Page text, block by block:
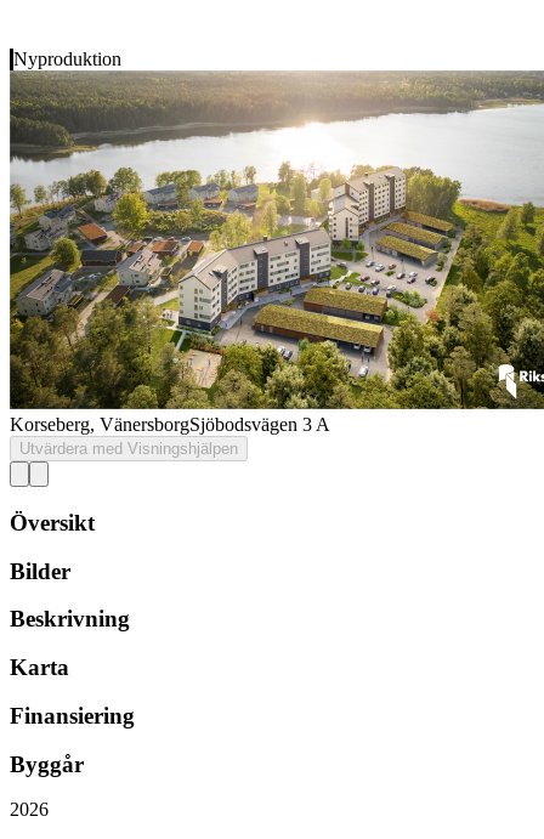
Nyproduktion
Korseberg, VänersborgSjöbodsvägen 3 A
Utvärdera med Visningshjälpen
Översikt
Bilder
Beskrivning
Karta
Finansiering
Byggår
2026